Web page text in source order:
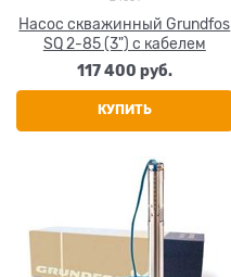
Насос скважинный Grundfos
SQ 2-85 (3") с кабелем
117 400 руб.
КУПИТЬ